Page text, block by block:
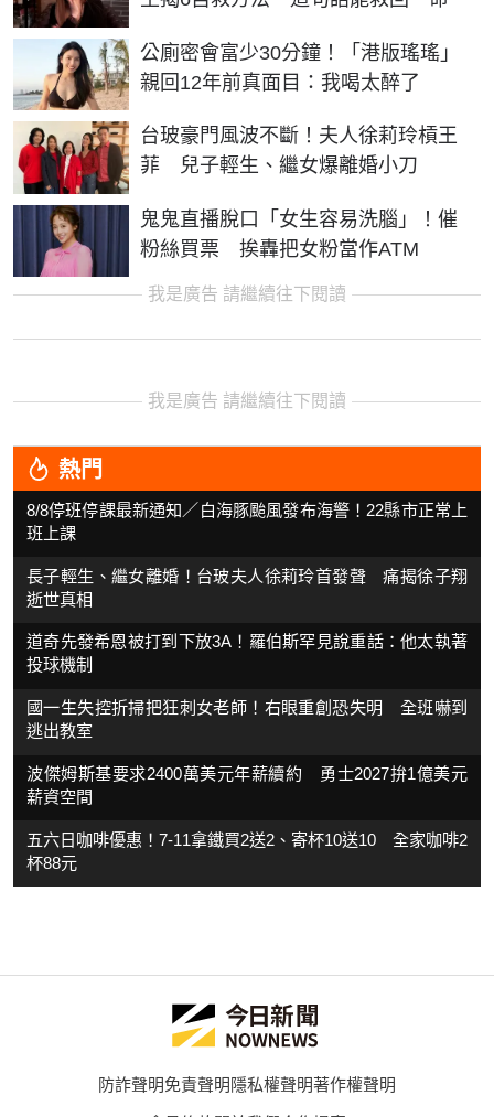
公廁密會富少30分鐘！「港版瑤瑤」
親回12年前真面目：我喝太醉了
台玻豪門風波不斷！夫人徐莉玲槓王
菲 兒子輕生、繼女爆離婚小刀
鬼鬼直播脫口「女生容易洗腦」！催
粉絲買票 挨轟把女粉當作ATM
我是廣告 請繼續往下閱讀
我是廣告 請繼續往下閱讀
熱門
8/8停班停課最新通知／白海豚颱風發布海警！22縣市正常上
班上課
長子輕生、繼女離婚！台玻夫人徐莉玲首發聲 痛揭徐子翔
逝世真相
道奇先發希恩被打到下放3A！羅伯斯罕見說重話：他太執著
投球機制
國一生失控折掃把狂刺女老師！右眼重創恐失明 全班嚇到
逃出教室
波傑姆斯基要求2400萬美元年薪續約 勇士2027拚1億美元
薪資空間
五六日咖啡優惠！7-11拿鐵買2送2、寄杯10送10 全家咖啡2
杯88元
防詐聲明免責聲明隱私權聲明著作權聲明